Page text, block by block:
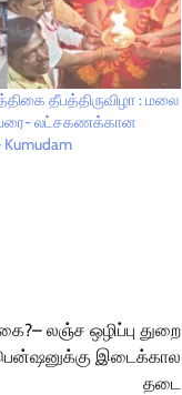
தீபத்திருவிழா : மலை
லட்சகணக்கான
லஞ்ச ஒழிப்பு துறை
இடைக்கால
தடை